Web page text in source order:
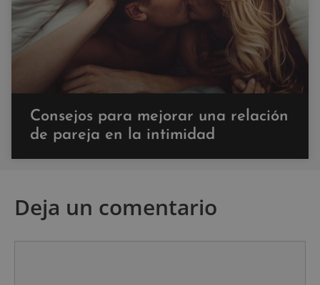
Consejos para mejorar una relación
de pareja en la intimidad
Deja un comentario